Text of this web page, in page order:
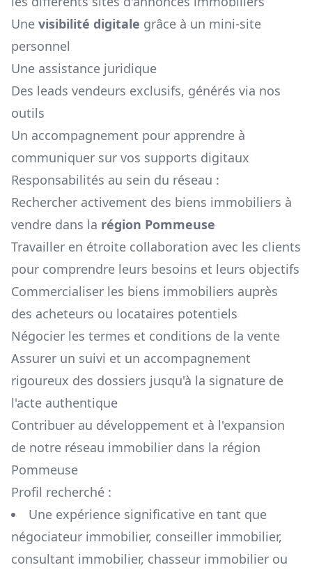
Une visibilité digitale grâce à un mini-site
personnel
Une assistance juridique
Des leads vendeurs exclusifs, générés via nos
outils
Un accompagnement pour apprendre à
communiquer sur vos supports digitaux
Responsabilités au sein du réseau :
Rechercher activement des biens immobiliers à
vendre dans la région Pommeuse
Travailler en étroite collaboration avec les clients
pour comprendre leurs besoins et leurs objectifs
Commercialiser les biens immobiliers auprès
des acheteurs ou locataires potentiels
Négocier les termes et conditions de la vente
Assurer un suivi et un accompagnement
rigoureux des dossiers jusqu'à la signature de
l'acte authentique
Contribuer au développement et à l'expansion
de notre réseau immobilier dans la région
Pommeuse
Profil recherché :
Une expérience significative en tant que
négociateur immobilier, conseiller immobilier,
consultant immobilier, chasseur immobilier ou